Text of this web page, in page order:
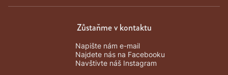
Zůstaňme v kontaktu
Napište nám e-mail
Najdete nás na Facebooku
Navštivte náš Instagram